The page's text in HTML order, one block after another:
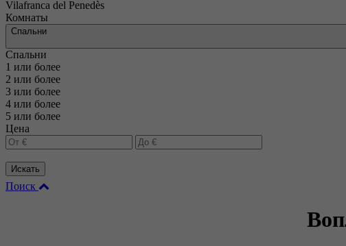
Vilafranca del Penedès
Комнаты
Спальни
Спальни
1 или более
2 или более
3 или более
4 или более
5 или более
Цена
Искать
Поиск